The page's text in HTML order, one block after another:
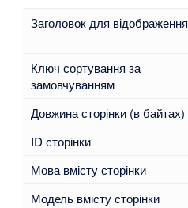
Заголовок для відображення
Ключ сортування за
замовчуванням
Довжина сторінки (в байтах)
ID сторінки
Мова вмісту сторінки
Модель вмісту сторінки